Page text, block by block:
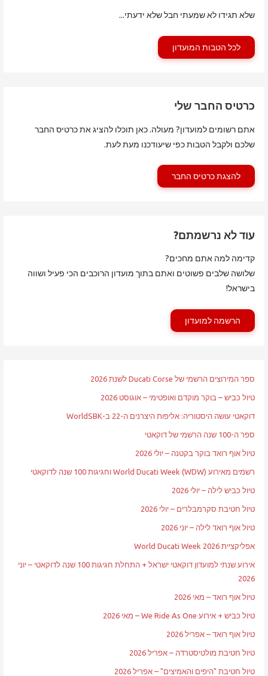
שלא תגידו לא שמעתי חבל שלא ידעתי...
לכל הטבות המועדון
כרטיס החבר שלי
אתם רשומים למועדון? מעולה. כאן תוכלו להציג את כרטיס החבר
שלכם ולקבל הטבות כפי שיעודכנו מעת לעת.
להצגת כרטיס החבר
עוד לא נרשמתם?
קדימה למה אתם מחכים?
שלושה שלבים פשוטים ואתם בתוך מועדון הרוכבים הכי פעיל ושווה
בישראל!
הרשמה למועדון
ספר המירוצים הרשמי של Ducati Corse לשנת 2026
טיול כביש – בוקר מוקדם ואופטימי – אוגוסט 2026
דוקאטי עושה היסטוריה: אליפות היצרנים ה-22 ב-WorldSBK
ספר ה-100 שנה הרשמי של דוקאטי
טיול אוף רואד בוקר בקטנה – יולי 2026
רשמים מאירוע World Ducati Week (WDW) וחגיגות 100 שנה לדוקאטי
טיול כביש לילה – יולי 2026
טיול חטיבת סקרמבלרים – יולי 2026
טיול אוף רואד לילה – יוני 2026
אפליקציית World Ducati Week 2026
אירוע שנתי למועדון דוקאטי ישראל + התחלת חגיגות 100 שנה לדוקאטי – יוני
2026
טיול אוף רואד – מאי 2026
טיול כביש + אירוע We Ride As One – מאי 2026
טיול אוף רואד – אפריל 2026
טיול חטיבת מולטיסטרדה – אפריל 2026
טיול חטיבת "היפים והאמיצים" – אפריל 2026